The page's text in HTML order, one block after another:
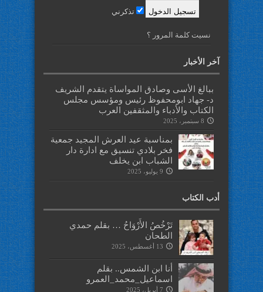
تذكرني
نسيت كلمة المرور ؟
آخر الأخبار
ببالغ الأسى وصادق المواساة يتقدم الشريف
د- جهاد ابومحفوظ رئيس ومؤسس مجلس
الكتاب والأدباء والمثقفين العرب
8 سبتمبر، 2025
بمناسبة عيد العرش المجيد جمعية
فخر بلادي تنسيق مع ادارة دار
الشباب ابن يخلف
9 يوليو، 2025
أدب الكتاب
تَرْخُصُ الأَرْوَاحُ … بقلم حمدي
الطحان
13 أغسطس، 2025
أنا ابن الشمس.. بقلم
اسماعيل_محمد_العمرو
7 أبريل، 2025